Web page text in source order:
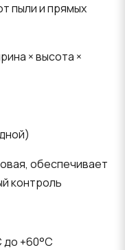
пыли и прямых
× высота ×
обеспечивает
контроль
+60°C